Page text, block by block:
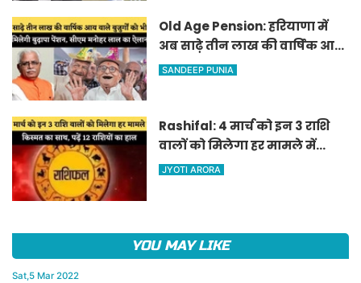
Old Age Pension: हरियाणा में
अब साढ़े तीन लाख की वार्षिक आय
वाले बुजुर्गों को भी मिलेगी बुढ़ापा
SANDEEP PUNIA
Rashifal: 4 मार्च को इन 3 राशि
वालों को मिलेगा हर मामले में
किस्मत का साथ, पढ़ें 12 राशियों का
JYOTI ARORA
YOU MAY LIKE
Sat,5 Mar 2022